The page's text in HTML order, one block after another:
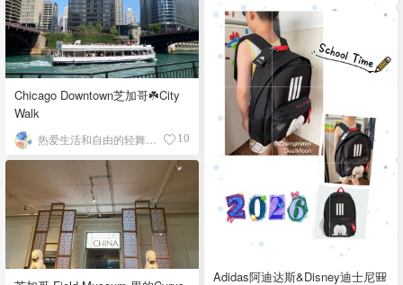
Chicago Downtown芝加哥☘️City
Walk
10
Adidas阿迪达斯&Disney迪士尼🎒